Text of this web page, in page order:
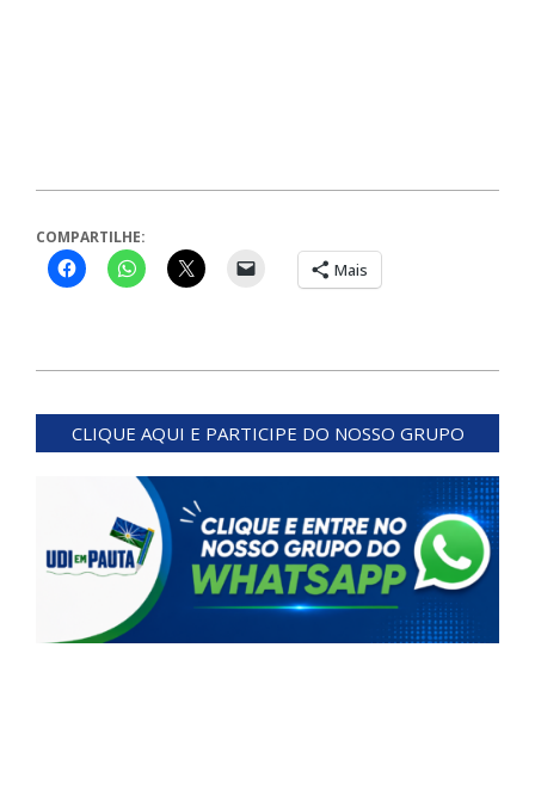
COMPARTILHE:
Mais
03-
CLIQUE AQUI E PARTICIPE DO NOSSO GRUPO